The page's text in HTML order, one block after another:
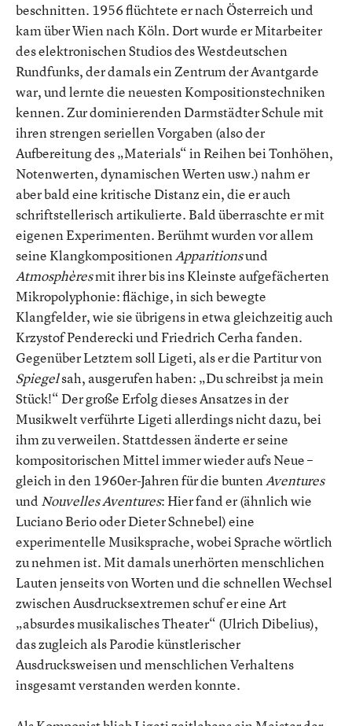
beschnitten. 1956 flüchtete er nach Österreich und
kam über Wien nach Köln. Dort wurde er Mitarbeiter
des elektronischen Studios des Westdeutschen
Rundfunks, der damals ein Zentrum der Avantgarde
war, und lernte die neuesten Kompositionstechniken
kennen. Zur dominierenden Darmstädter Schule mit
ihren strengen seriellen Vorgaben (also der
Aufbereitung des „Materials“ in Reihen bei Tonhöhen,
Notenwerten, dynamischen Werten usw.) nahm er
aber bald eine kritische Distanz ein, die er auch
schriftstellerisch artikulierte. Bald überraschte er mit
eigenen Experimenten. Berühmt wurden vor allem
seine KlangkompositionenApparitionsund
Atmosphèresmit ihrer bis ins Kleinste aufgefächerten
Mikropolyphonie: flächige, in sich bewegte
Klangfelder, wie sie übrigens in etwa gleichzeitig auch
Krzystof Penderecki und Friedrich Cerha fanden.
Gegenüber Letztem soll Ligeti, als er die Partitur von
Spiegelsah, ausgerufen haben: „Du schreibst ja mein
Stück!“ Der große Erfolg dieses Ansatzes in der
Musikwelt verführte Ligeti allerdings nicht dazu, bei
ihm zu verweilen. Stattdessen änderte er seine
kompositorischen Mittel immer wieder aufs Neue –
gleich in den 1960er-Jahren für die buntenAventures
und Nouvelles Aventures: Hier fand er (ähnlich wie
Luciano Berio oder Dieter Schnebel) eine
experimentelle Musiksprache, wobei Sprache wörtlich
zu nehmen ist. Mit damals unerhörten menschlichen
Lauten jenseits von Worten und die schnellen Wechsel
zwischen Ausdrucksextremen schuf er eine Art
„absurdes musikalisches Theater“ (Ulrich Dibelius),
das zugleich als Parodie künstlerischer
Ausdrucksweisen und menschlichen Verhaltens
insgesamt verstanden werden konnte.